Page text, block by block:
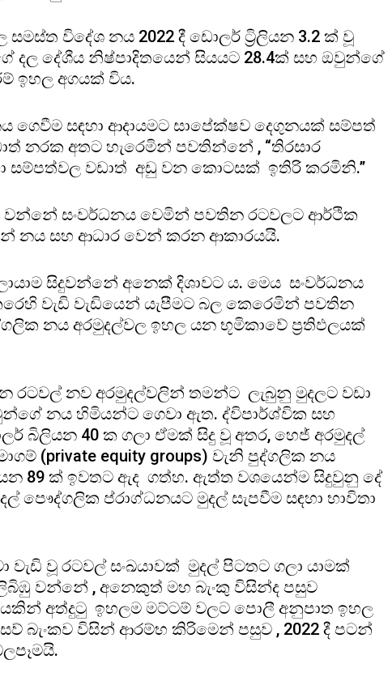
විදේශ නය 2022 දී ඩොලර් ට්‍රිලියන 3.2 ක් වූ
දල දේශීය නිෂ්පාදිතයෙන් සියයට 28.4ක් සහ ඔවුන්ගේ
ඉහල අගයක් විය.
ගෙවීම සඳහා ආදායමට සාපේක්ෂව දෙගුනයක් සම්පත්
නරක අතට හැරෙමින් පවතින්නේ , “තිරසාර
සම්පත්වල වඩාත් අඩු වන කොටසක් ඉතිරි කරමිනි.”
වන්නේ සංවර්ධනය වෙමින් පවතින රටවලට ආර්ථික
නය සහ ආධාර වෙන් කරන ආකාරයයි.
සිදුවන්නේ අනෙක් දිශාවට ය. මෙය සංවර්ධනය
වැඩි වැඩියෙන් යැපීමට බල කෙරෙමින් පවතින
නය අරමුදල්වල ඉහල යන භූමිකාවේ ප්‍රතිඵලයක්
රටවල් නව අරමුදල්වලින් තමන්ට ලැබුනු මුදලට වඩා
නය හිමියන්ට ගෙවා ඇත. ද්විපාර්ශ්වික සහ
බිලියන 40 ක ගලා ඒමක් සිදු වූ අතර, හෙජ් අරමුදල්
(private equity groups) වැනි පුද්ගලික නය
89 ක් ඉවතට ඇද ගත්හ. ඇත්ත වශයෙන්ම සිදුවුනු දේ
පෞද්ගලික ප්රාග්ධනයට මුදල් සැපවීම සඳහා භාවිතා
වැඩි වූ රටවල් සංඛයාවක් මුදල් පිටතට ගලා යාමක්
වන්නේ , අනෙකුත් මහ බැංකු විසින්ද පසුව
අත්දුටු ඉහලම මට්ටම් වලට පොලී අනුපාත ඉහල
බැංකව විසින් ආරම්භ කිරිමෙන් පසුව , 2022 දී පටන්